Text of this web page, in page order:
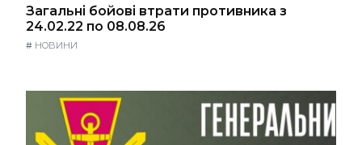
Загальні бойові втрати противника з
24.02.22 по 08.08.26
# НОВИНИ